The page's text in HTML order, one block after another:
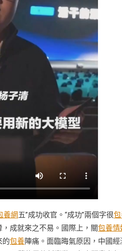
養網五”成功收官。“成功”兩個字很
，成就來之不易。國際上，關包養情
的包養陣痛。面臨晦氣原因，中國